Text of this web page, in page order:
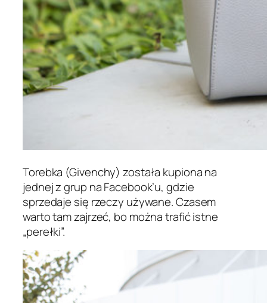
Torebka (Givenchy) została kupiona na
jednej z grup na Facebook’u, gdzie
sprzedaje się rzeczy używane. Czasem
warto tam zajrzeć, bo można trafić istne
„perełki”.